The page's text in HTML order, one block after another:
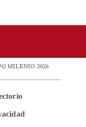
MILENIO 2026